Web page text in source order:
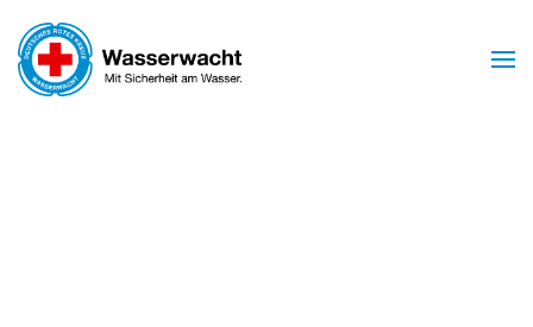
Zum Hauptinhalt springen